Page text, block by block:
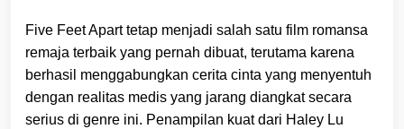
Five Feet Apart tetap menjadi salah satu film romansa
remaja terbaik yang pernah dibuat, terutama karena
berhasil menggabungkan cerita cinta yang menyentuh
dengan realitas medis yang jarang diangkat secara
serius di genre ini. Penampilan kuat dari Haley Lu